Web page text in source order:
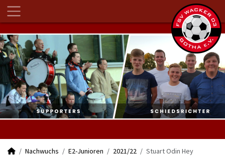
Nachwuchs E2-Junioren 2021/22 Stuart Odin Hey